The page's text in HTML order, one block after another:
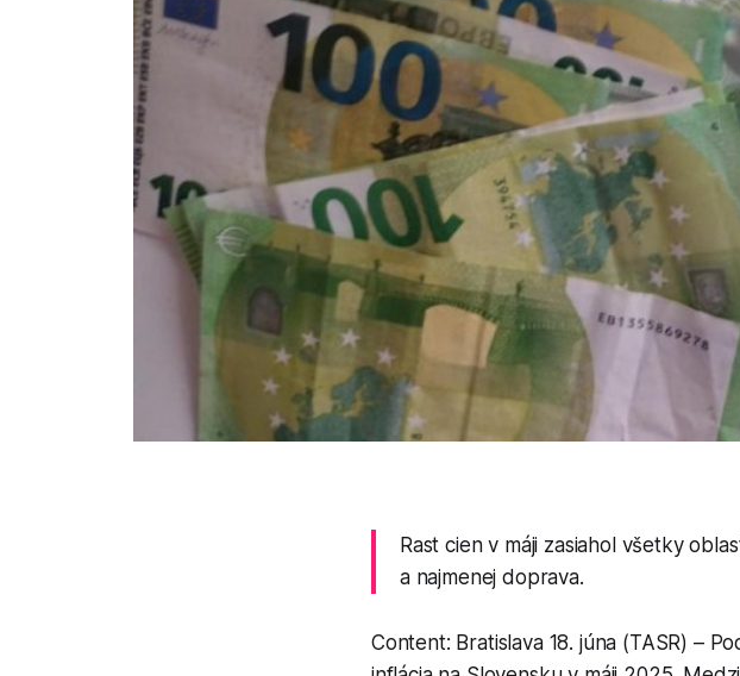
Rast cien v máji zasiahol všetky
a najmenej doprava.
Content: Bratislava 18. júna (TASR) –